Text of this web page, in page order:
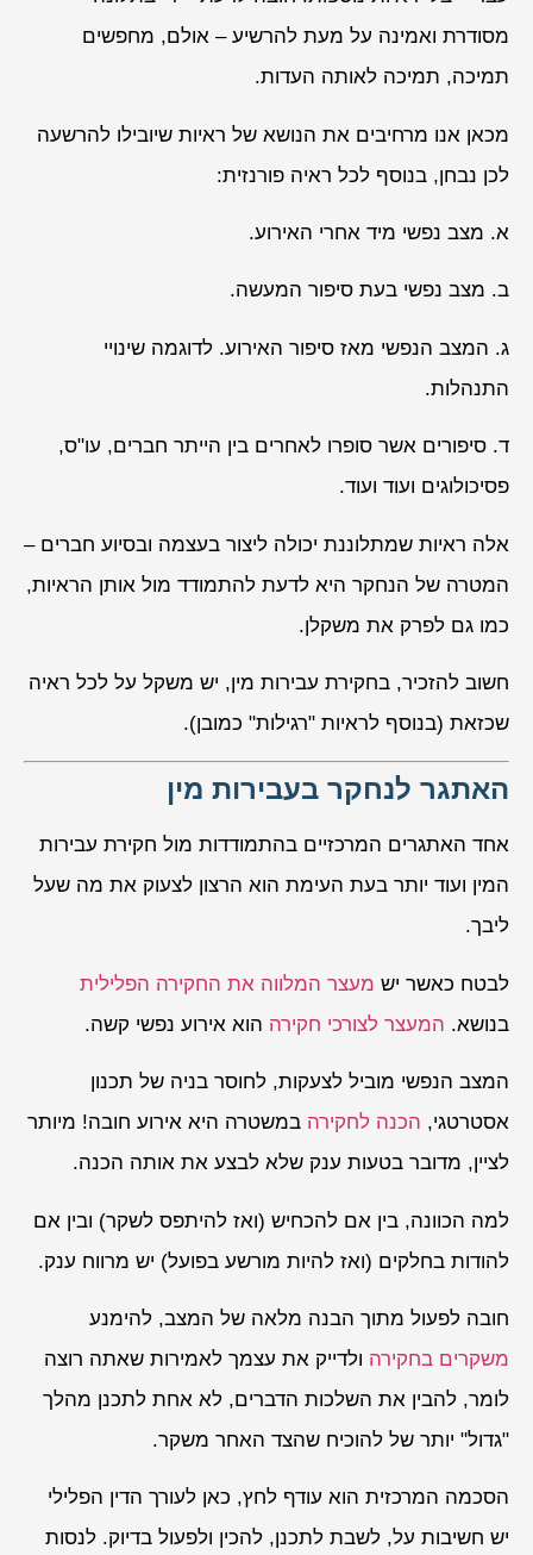
מסודרת ואמינה על מעת להרשיע – אולם, מחפשים
תמיכה, תמיכה לאותה העדות.
מכאן אנו מרחיבים את הנושא של ראיות שיובילו להרשעה
לכן נבחן, בנוסף לכל ראיה פורנזית:
א. מצב נפשי מיד אחרי האירוע.
ב. מצב נפשי בעת סיפור המעשה.
ג. המצב הנפשי מאז סיפור האירוע. לדוגמה שינויי
התנהלות.
ד. סיפורים אשר סופרו לאחרים בין הייתר חברים, עו"ס,
פסיכולוגים ועוד ועוד.
אלה ראיות שמתלוננת יכולה ליצור בעצמה ובסיוע חברים –
המטרה של הנחקר היא לדעת להתמודד מול אותן הראיות,
כמו גם לפרק את משקלן.
חשוב להזכיר, בחקירת עבירות מין, יש משקל על לכל ראיה
שכזאת (בנוסף לראיות "רגילות" כמובן).
האתגר לנחקר בעבירות מין
אחד האתגרים המרכזיים בהתמודדות מול חקירת עבירות
המין ועוד יותר בעת העימת הוא הרצון לצעוק את מה שעל
ליבך.
לבטח כאשר יש מעצר המלווה את החקירה הפלילית
בנושא. המעצר לצורכי חקירה הוא אירוע נפשי קשה.
המצב הנפשי מוביל לצעקות, לחוסר בניה של תכנון
אסטרטגי, הכנה לחקירה במשטרה היא אירוע חובה! מיותר
לציין, מדובר בטעות ענק שלא לבצע את אותה הכנה.
למה הכוונה, בין אם להכחיש (ואז להיתפס לשקר) ובין אם
להודות בחלקים (ואז להיות מורשע בפועל) יש מרווח ענק.
חובה לפעול מתוך הבנה מלאה של המצב, להימנע
משקרים בחקירה ולדייק את עצמך לאמירות שאתה רוצה
לומר, להבין את השלכות הדברים, לא אחת לתכנן מהלך
"גדול" יותר של להוכיח שהצד האחר משקר.
הסכמה המרכזית הוא עודף לחץ, כאן לעורך הדין הפלילי
יש חשיבות על, לשבת לתכנן, להכין ולפעול בדיוק. לנסות